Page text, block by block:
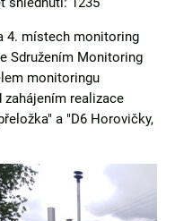
4. místech monitoring
Sdružením Monitoring
monitoringu
realizace
a "D6 Horovičky,